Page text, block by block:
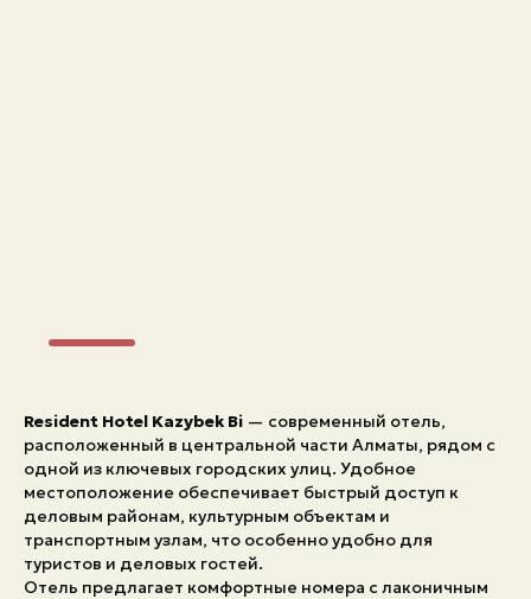
Resident Hotel Kazybek Bi — современный отель,
расположенный в центральной части Алматы, рядом с
одной из ключевых городских улиц. Удобное
местоположение обеспечивает быстрый доступ к
деловым районам, культурным объектам и
транспортным узлам, что особенно удобно для
туристов и деловых гостей.
Отель предлагает комфортные номера с лаконичным